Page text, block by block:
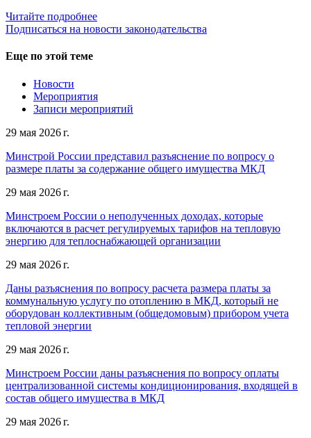
Читайте подробнее
Подписаться на новости законодательства
Еще по этой теме
Новости
Мероприятия
Записи мероприятий
29 мая 2026 г.
Минстрой России представил разъяснение по вопросу о
размере платы за содержание общего имущества МКД
29 мая 2026 г.
Минстроем России о неполученных доходах, которые
включаются в расчет регулируемых тарифов на тепловую
энергию для теплоснабжающей организации
29 мая 2026 г.
Даны разъяснения по вопросу расчета размера платы за
коммунальную услугу по отоплению в МКД, который не
оборудован коллективным (общедомовым) прибором учета
тепловой энергии
29 мая 2026 г.
Минстроем России даны разъяснения по вопросу оплаты
централизованной системы кондиционирования, входящей в
состав общего имущества в МКД
29 мая 2026 г.